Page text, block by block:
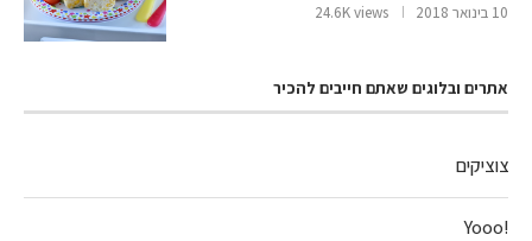
10 בינואר 2018 24.6K views
אתרים ובלוגים שאתם חייבים להכיר
צוציקים
!Yooo